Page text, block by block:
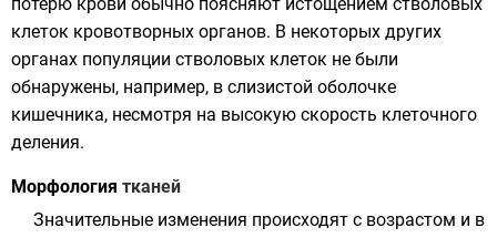
клеток кровотворных органов. В некоторых других
органах популяции стволовых клеток не были
обнаружены, например, в слизистой оболочке
кишечника, несмотря на высокую скорость клеточного
деления.
Морфология тканей
Значительные изменения происходят с возрастом и в